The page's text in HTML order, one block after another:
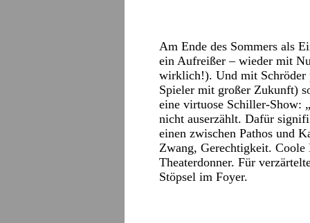
Am Ende des Sommers als
ein Aufreißer – wieder mit
wirklich!). Und mit Schröder
Spieler mit großer Zukunft)
eine virtuose Schiller-Show:
nicht auserzählt. Dafür
einen zwischen Pathos und
Zwang, Gerechtigkeit. Coole
Theaterdonner. Für
Stöpsel im Foyer.